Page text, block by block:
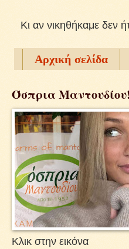
Kι αν νικηθήκαμε δεν
Αρχική σελίδα
Όσπρια Μαντουδίου!
Κλικ στην εικόνα